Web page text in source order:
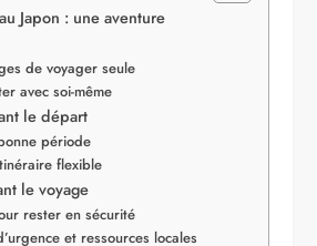
Japon : une aventure
de voyager seule
avec soi-même
le départ
période
flexible
le voyage
rester en sécurité
et ressources locales